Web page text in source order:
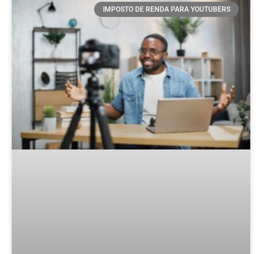
IMPOSTO DE RENDA PARA YOUTUBERS